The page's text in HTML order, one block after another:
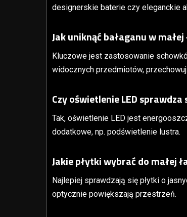
designerskie baterie czy eleganckie
Jak uniknąć bałaganu w małej
Kluczowe jest zastosowanie
widocznych przedmiotów,
Czy oświetlenie LED sprawdza
Tak, oświetlenie LED jest
dodatkowe, np. podświetlenie lustra.
Jakie płytki wybrać do małej
Najlepiej sprawdzają się płytki o
optycznie powiększają przestrzeń.